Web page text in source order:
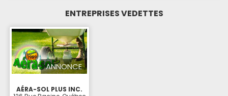
ENTREPRISES VEDETTES
ANNONCE
AÉRA-SOL PLUS INC.